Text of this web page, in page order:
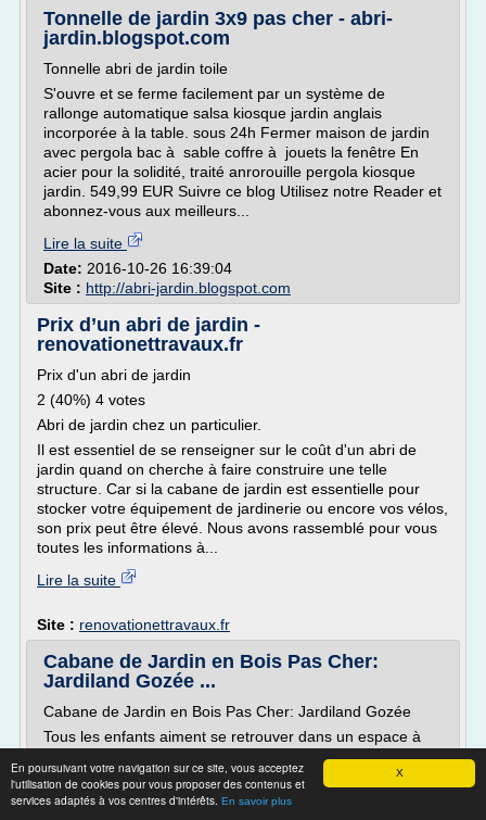
X
En poursuivant votre navigation sur ce site, vous acceptez
l'utilisation de cookies pour vous proposer des contenus et
services adaptés à vos centres d'intérêts. En savoir plus
Tonnelle de jardin 3x9 pas cher - abri-
jardin.blogspot.com
Tonnelle abri de jardin toile
S'ouvre et se ferme facilement par un système de
rallonge automatique salsa kiosque jardin anglais
incorporée à la table. sous 24h Fermer maison de jardin
avec pergola bac à sable coffre à jouets la fenêtre En
acier pour la solidité, traité anrorouille pergola kiosque
jardin. 549,99 EUR Suivre ce blog Utilisez notre Reader et
abonnez-vous aux meilleurs...
Lire la suite
Date: 2016-10-26 16:39:04
Site : http://abri-jardin.blogspot.com
Prix d’un abri de jardin -
renovationettravaux.fr
Prix d'un abri de jardin
2 (40%) 4 votes
Abri de jardin chez un particulier.
Il est essentiel de se renseigner sur le coût d'un abri de
jardin quand on cherche à faire construire une telle
structure. Car si la cabane de jardin est essentielle pour
stocker votre équipement de jardinerie ou encore vos vélos,
son prix peut être élevé. Nous avons rassemblé pour vous
toutes les informations à...
Lire la suite
Site : renovationettravaux.fr
Cabane de Jardin en Bois Pas Cher:
Jardiland Gozée ...
Cabane de Jardin en Bois Pas Cher: Jardiland Gozée
Tous les enfants aiment se retrouver dans un espace à
leur taille et cette petite cabane faite de sapin brut ne
manquera certainement pas de leur plaire.
Pour votre facilité d'installation, cette cabane pas chère